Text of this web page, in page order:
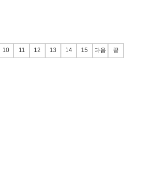
10 11 12 13 14 15 다음 끝